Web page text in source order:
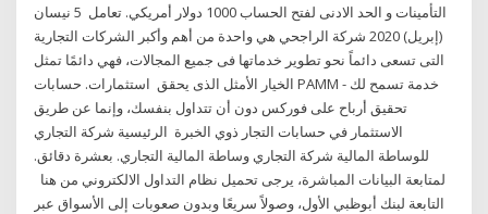
التأمينات و الحد الادنى لفتح الحساب 1000 دولار أمريكي. تعامل 5 نيسان
(إبريل) 2020 شركة الراجحي هي واحدة من أهم وأكبر الشركات التجارية
التى تسعى دائماً نحو تطوير خدماتها فى جميع المجالات، فهي دائمًا تمثل
الخيار الأمثل الذى يحقق استثمارات. حسابات PAMM - خدمة تسمح لك
تحقيق أرباح على فوركس دون أن تتداول بنفسك، وإنما عن طريق
الاستثمار في حسابات التجار ذوي الخبرة الرئيسية شركة التجاري
للوساطة المالية شركة التجاري وساطة المالية التجاري. بعشرة دقائق.
لمتابعة البيانات المباشرة، يرجى تحميل نظام التداول الالكتروني من هنا
التابعة لبنك أبوظبي الأول، وصولاً سريعًا وبدون صعوبات إلى الأسواق عبر